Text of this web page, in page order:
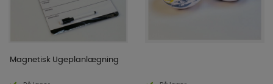
Magnetisk Ugeplanlægning